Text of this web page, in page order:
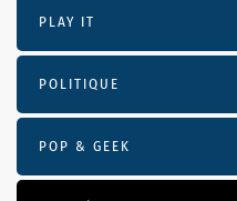
PLAY IT
POLITIQUE
POP & GEEK